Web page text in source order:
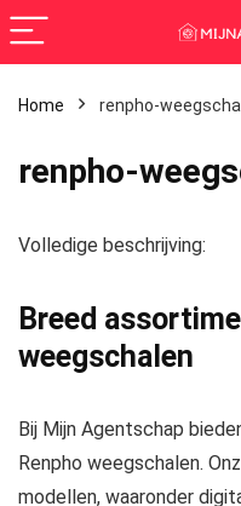
Home renpho-
renpho-
Volledige beschrijving:
Breed
weegschalen
Bij Mijn Agentschap
Renpho weegschalen.
modellen, waaronder